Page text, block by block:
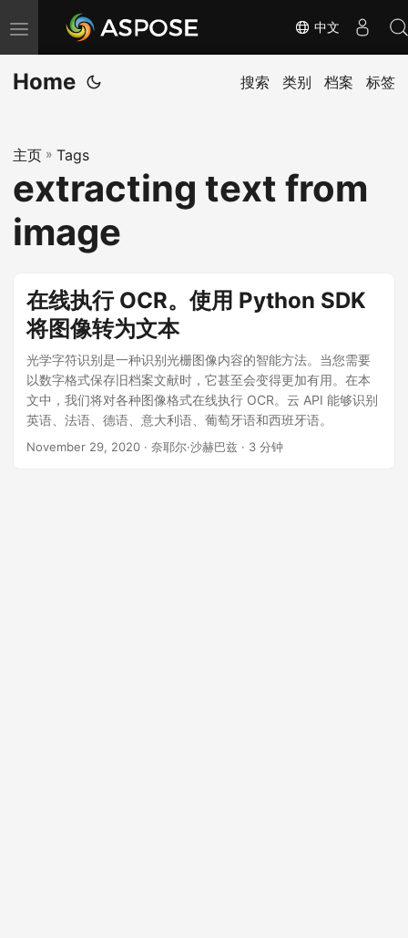
切
换
导
中文
Home 搜索 类别 档案 标签
主页 » Tags
extracting text from
image
在线执行 OCR。使用 Python SDK
将图像转为文本
光学字符识别是一种识别光栅图像内容的智能方法。当您需要
以数字格式保存旧档案文献时，它甚至会变得更加有用。在本
文中，我们将对各种图像格式在线执行 OCR。云 API 能够识别
英语、法语、德语、意大利语、葡萄牙语和西班牙语。
November 29, 2020 · 奈耶尔·沙赫巴兹 · 3 分钟